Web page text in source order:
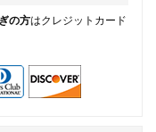
の方はクレジットカード